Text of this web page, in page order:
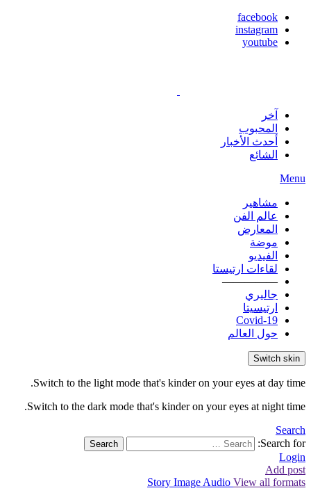
facebook
instagram
youtube
آخر
المحبوب
أحدث الأخبار
الشائع
Menu
مشاهير
عالم الفن
المعارض
موضة
الفيديو
لقاءات ارتيستا
—————
جاليري
ارتيسيتا
Covid-19
حول العالم
Switch skin
Switch to the light mode that's kinder on your eyes at day time.
Switch to the dark mode that's kinder on your eyes at night time.
Search
Search for:
Search
Login
Add post
Story Image Audio View all formats